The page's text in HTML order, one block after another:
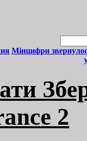
Мінцифри
2